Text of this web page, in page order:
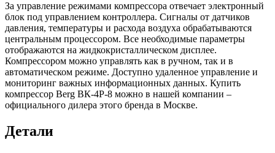
За управление режимами компрессора отвечает электронный
блок под управлением контроллера. Сигналы от датчиков
давления, температуры и расхода воздуха обрабатываются
центральным процессором. Все необходимые параметры
отображаются на жидкокристаллическом дисплее.
Компрессором можно управлять как в ручном, так и в
автоматическом режиме. Доступно удаленное управление и
мониторинг важных информационных данных. Купить
компрессор Berg ВК-4Р-8 можно в нашей компании –
официального дилера этого бренда в Москве.
Детали